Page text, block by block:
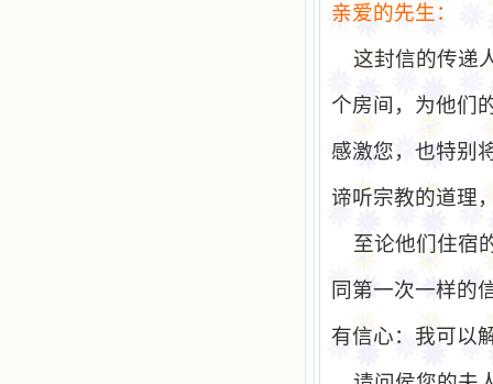
亲爱的先生：
这封信的传递
个房间，为他们
感激您，也特别
谛听宗教的道理
至论他们住宿
同第一次一样的
有信心：我可以